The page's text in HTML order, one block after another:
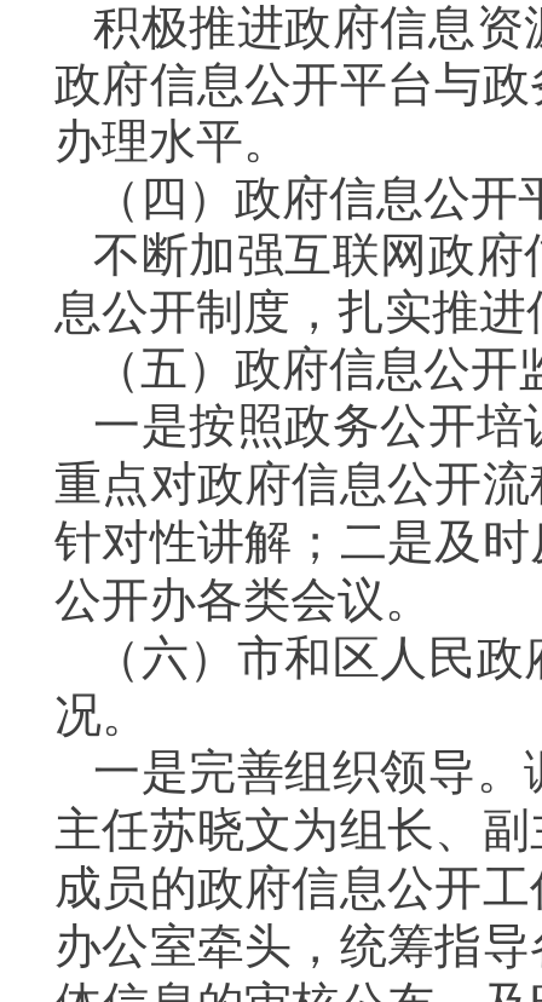
积极推进政府信息
政府信息公开平台与
办理水平。
（四）政府信息公
不断加强互联网政
息公开制度，扎实推
（五）政府信息公
一是按照政务公开培
重点对政府信息公开
针对性讲解；二是及
公开办各类会议。
（六）市和区人民
况。
一是完善组织领导
主任苏晓文为组长、
成员的政府信息公开
办公室牵头，统筹指